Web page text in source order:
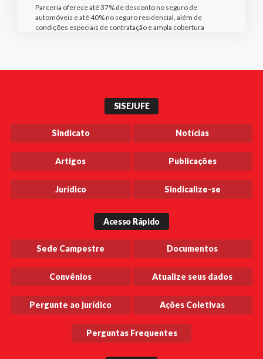
Parceria oferece até 37% de desconto no seguro de
automóveis e até 40% no seguro residencial, além de
condições especiais de contratação e ampla cobertura
SISEJUFE
Sindicato Notícias
Artigos Publicações
Jurídico Sindicalize-se
Acesso Rápido
Sede Campestre Documentos
Convênios Atualize seus dados
Pergunte ao jurídico Ações Coletivas
Perguntas Frequentes